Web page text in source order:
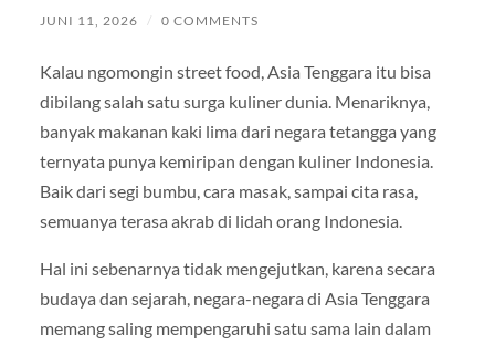
JUNI 11, 2026 / 0 COMMENTS
Kalau ngomongin street food, Asia Tenggara itu bisa
dibilang salah satu surga kuliner dunia. Menariknya,
banyak makanan kaki lima dari negara tetangga yang
ternyata punya kemiripan dengan kuliner Indonesia.
Baik dari segi bumbu, cara masak, sampai cita rasa,
semuanya terasa akrab di lidah orang Indonesia.
Hal ini sebenarnya tidak mengejutkan, karena secara
budaya dan sejarah, negara-negara di Asia Tenggara
memang saling mempengaruhi satu sama lain dalam